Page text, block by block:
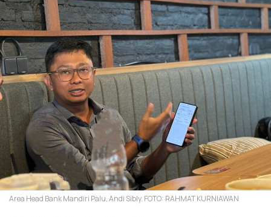
Area Head Bank Mandiri Palu, Andi Sibly. FOTO: RAHMAT KURNIAWAN